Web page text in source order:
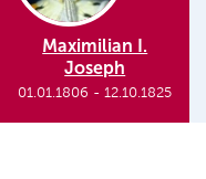
Maximilian I.
Joseph
01.01.1806 -12.10.1825